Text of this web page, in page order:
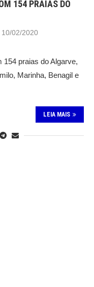
154 PRAIAS DO
10/02/2020
154 praias do Algarve,
Marinha, Benagil e
LEIA MAIS